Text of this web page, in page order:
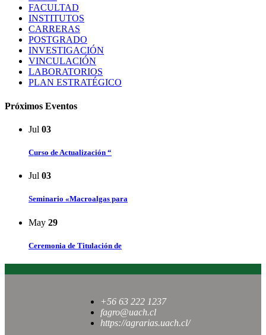
FACULTAD
INSTITUTOS
CARRERAS
POSTGRADO
INVESTIGACIÓN
VINCULACIÓN
LABORATORIOS
PLAN ESTRATÉGICO
Próximos Eventos
Jul 03
Curso de Actualización “
Jul 03
Seminario «Macroalgas para
May 29
Ceremonia de Titulación de
+56 63 222 1237
fagro@uach.cl
https://agrarias.uach.cl/